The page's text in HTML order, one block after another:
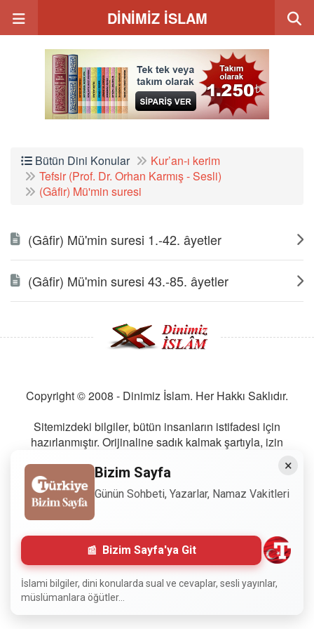
DİNİMİZ İSLAM
Bütün Dini Konular
Kur’an-ı kerim
Tefsir (Prof. Dr. Orhan Karmış - Sesli)
(Gâfir) Mü'min suresi
(Gâfir) Mü'min suresi 1.-42. âyetler
(Gâfir) Mü'min suresi 43.-85. âyetler
Copyright © 2008 - Dinimiz İslam. Her Hakkı Saklıdır.
Sitemizdeki bilgiler, bütün insanların istifadesi için
hazırlanmıştır. Orijinaline sadık kalmak şartıyla, izin
edebilir.
×
Bizim Sayfa
Günün Sohbeti, Yazarlar, Namaz Vakitleri
Bizim Sayfa'ya Git
İslami bilgiler, dini konularda sual ve cevaplar, sesli yayınlar,
müslümanlara öğütler...